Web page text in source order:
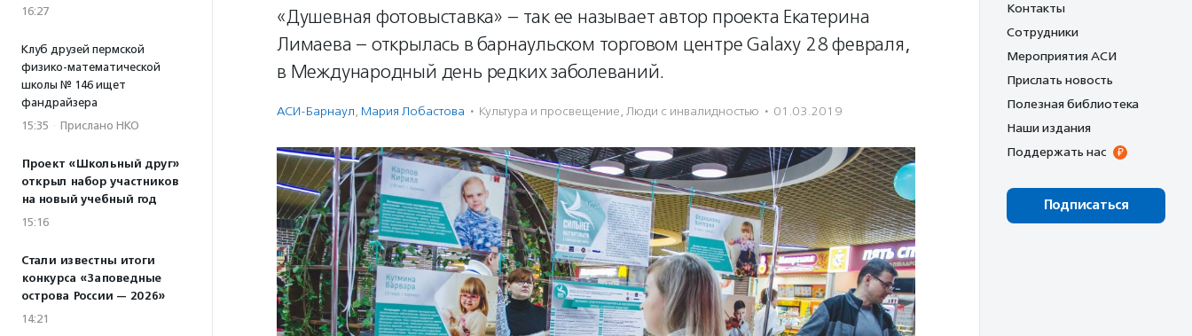
16:27
Клуб друзей пермской
физико-математической
школы № 146 ищет
фандрайзера
15:35 · Прислано НКО
Проект «Школьный друг»
открыл набор участников
на новый учебный год
15:16
Стали известны итоги
конкурса «Заповедные
острова России — 2026»
14:21
«Душевная фотовыставка» – так ее называет автор проекта Екатерина
Лимаева – открылась в барнаульском торговом центре Galaxy 28 февраля,
в Международный день редких заболеваний.
АСИ-Барнаул, Мария Лобастова · Культура и просвещение, Люди с инвалидностью · 01.03.2019
Контакты
Сотрудники
Мероприятия АСИ
Прислать новость
Полезная библиотека
Наши издания
Поддержать нас
Подписаться